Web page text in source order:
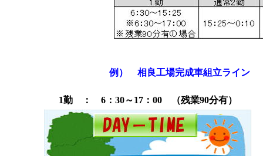
例） 相良工場完成車組立ライン
1勤 ： 6：30～17：00 （残業90分有）